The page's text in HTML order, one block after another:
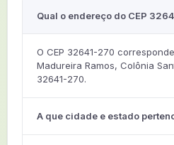
Qual o endereço do CEP
O CEP 32641-270
Madureira Ramos, Colônia
32641-270.
A que cidade e estado